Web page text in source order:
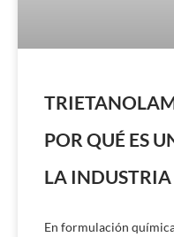
POR QUÉ ES
LA
En formulación